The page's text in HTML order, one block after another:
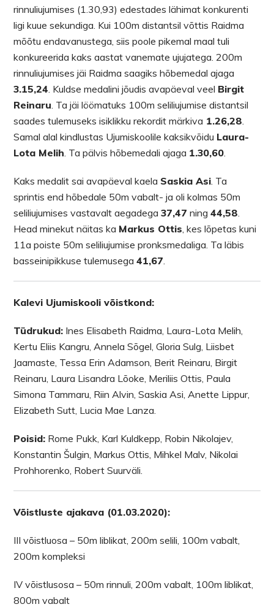
rinnuliujumises (1.30,93) edestades lähimat konkurenti
ligi kuue sekundiga. Kui 100m distantsil võttis Raidma
mõõtu endavanustega, siis poole pikemal maal tuli
konkureerida kaks aastat vanemate ujujatega. 200m
rinnuliujumises jäi Raidma saagiks hõbemedal ajaga
3.15,24 . Kuldse medalini jõudis avapäeval veel Birgit
Reinaru . Ta jäi löömatuks 100m seliliujumise distantsil
saades tulemuseks isiklikku rekordit märkiva 1.26,28
Samal alal kindlustas Ujumiskoolile kaksikvõidu Laura-
Lota Melih . Ta pälvis hõbemedali ajaga 1.30,60
Kaks medalit sai avapäeval kaela Saskia Asi . Ta
sprintis end hõbedale 50m vabalt- ja oli kolmas 50m
seliliujumises vastavalt aegadega37,47 ning44,58
Head minekut näitas ka Markus Ottis , kes lõpetas kuni
11a poiste 50m seliliujumise pronksmedaliga. Ta läbis
basseinipikkuse tulemusega41,67
Kalevi Ujumiskooli võistkond:
Tüdrukud: Ines Elisabeth Raidma, Laura-Lota Melih,
Kertu Eliis Kangru, Annela Sõgel, Gloria Sulg, Liisbet
Jaamaste, Tessa Erin Adamson, Berit Reinaru, Birgit
Reinaru, Laura Lisandra Lõoke, Meriliis Ottis, Paula
Simona Tammaru, Riin Alvin, Saskia Asi, Anette Lippur,
Elizabeth Sutt, Lucia Mae Lanza.
Poisid: Rome Pukk, Karl Kuldkepp, Robin Nikolajev,
Konstantin Šulgin, Markus Ottis, Mihkel Malv, Nikolai
Prohhorenko, Robert Suurväli.
Võistluste ajakava (01.03.2020):
III võistluosa – 50m liblikat, 200m selili, 100m vabalt,
200m kompleksi
IV võistlusosa – 50m rinnuli, 200m vabalt, 100m liblikat,
800m vabalt